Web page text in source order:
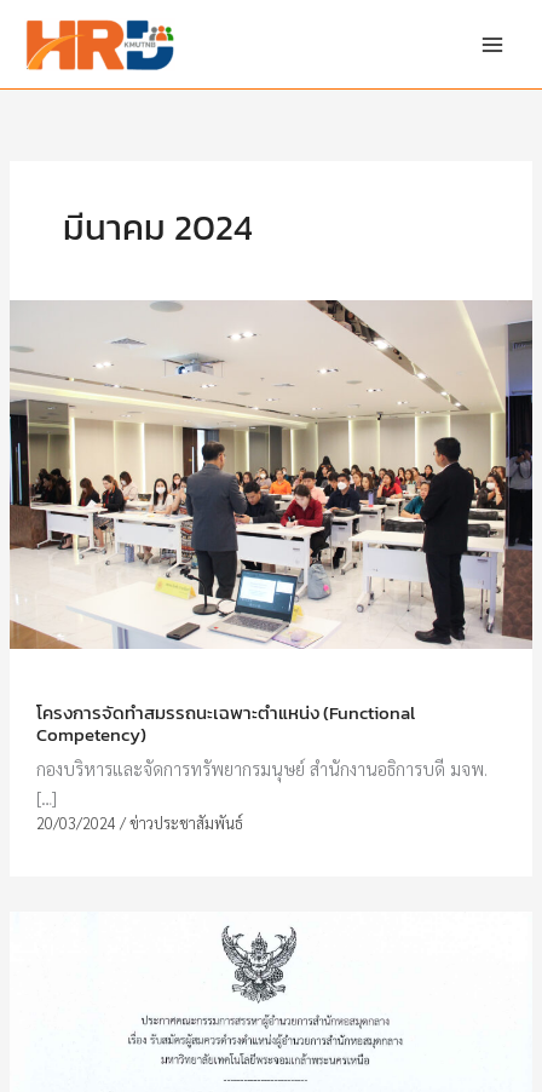
content
มีนาคม 2024
โครงการจัดทำสมรรถนะเฉพาะตำแหน่ง (Functional
Competency)
กองบริหารและจัดการทรัพยากรมนุษย์ สำนักงานอธิการบดี มจพ.
[…]
20/03/2024 /ข่าวประชาสัมพันธ์